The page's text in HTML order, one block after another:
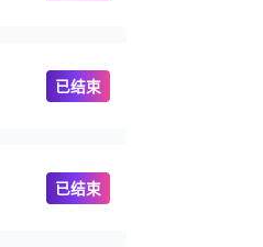
已结束
已结束